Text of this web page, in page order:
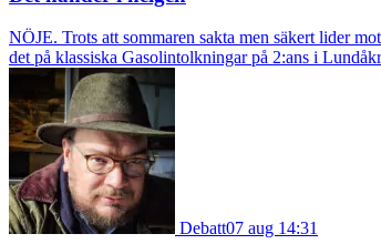
NÖJE. Trots att sommaren sakta men säkert lider
det på klassiska Gasolintolkningar på 2:ans i
Debatt07 aug 14:31